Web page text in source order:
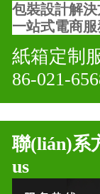
包裝設計解
一站式電商
紙箱定制
86-021-
聯(lián)系
us